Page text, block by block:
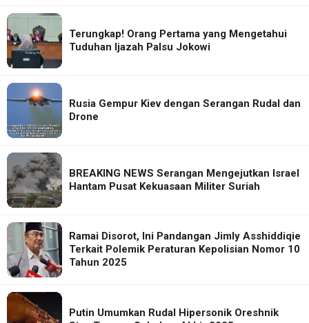
Terungkap! Orang Pertama yang Mengetahui
Tuduhan Ijazah Palsu Jokowi
Rusia Gempur Kiev dengan Serangan Rudal dan
Drone
BREAKING NEWS Serangan Mengejutkan Israel
Hantam Pusat Kekuasaan Militer Suriah
Ramai Disorot, Ini Pandangan Jimly Asshiddiqie
Terkait Polemik Peraturan Kepolisian Nomor 10
Tahun 2025
Putin Umumkan Rudal Hipersonik Oreshnik